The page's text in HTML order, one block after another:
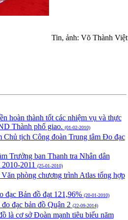
Tin, ảnh: Võ Thành Việt
hoàn thành tốt các nhiệm vụ và thực
Thành phố giao. (01-02-2010)
tịch Công đoàn Trung tâm Đo đạc
Trưởng ban Thanh tra Nhân dân
2011
(25-01-2010)
phòng chương trình Atlas tổng hợp
đạc Bản đồ đạt 121,96% (20-01-2010)
đạc bản đồ Quận 2 (22-09-2014)
là cơ sở Đoàn mạnh tiêu biểu năm